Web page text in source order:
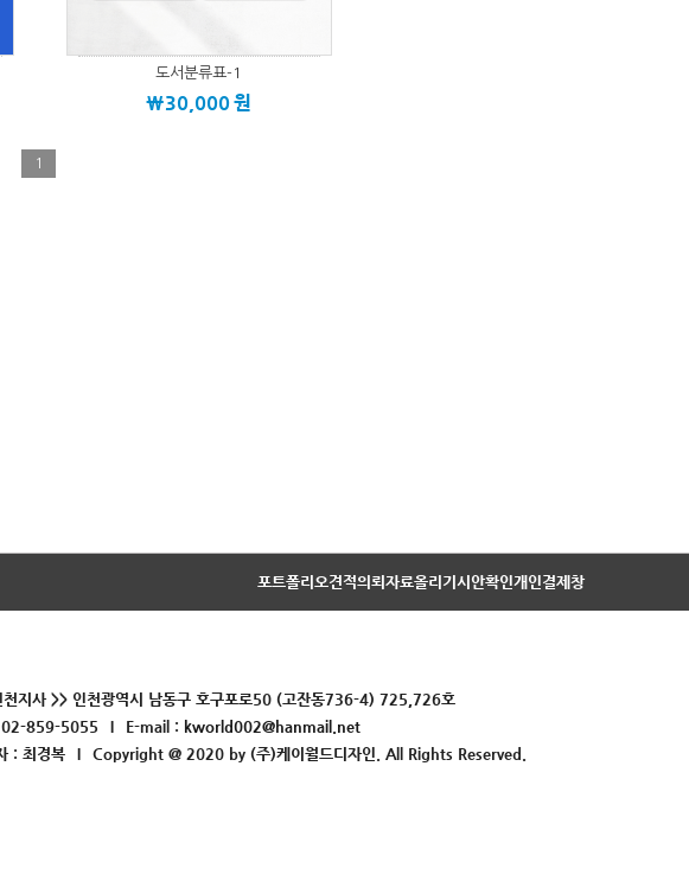
도서분류표-1
\30,000원
1
포트폴리오견적의뢰 자료올리기 시안확인개인결제창
지사 >> 인천광역시 남동구 호구포로50 (고잔동736-4) 725,726호
02-859-5055 E-mail : kworld002@hanmail.net
: 최경복 Copyright @ 2020 by (주)케이월드디자인. All Rights Reserved.